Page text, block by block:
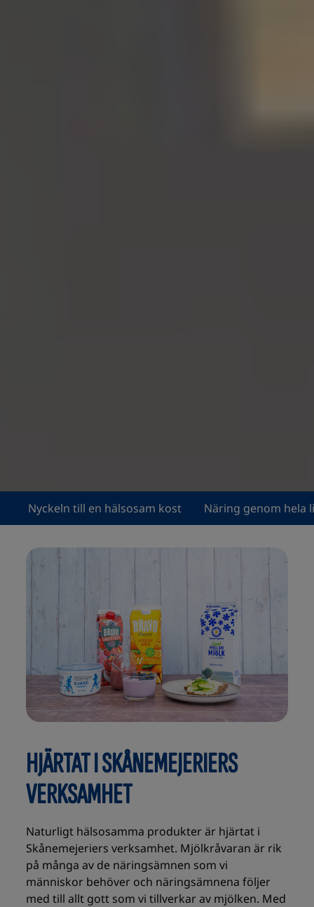
Nyckeln till en hälsosam kost Näring genom hela
HJÄRTAT I SKÅNEMEJERIERS
VERKSAMHET
Naturligt hälsosamma produkter är hjärtat i
Skånemejeriers verksamhet. Mjölkråvaran är rik
på många av de näringsämnen som vi
människor behöver och näringsämnena följer
med till allt gott som vi tillverkar av mjölken. Med